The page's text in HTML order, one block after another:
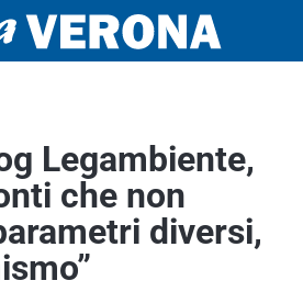
Legambiente,
che non
diversi,